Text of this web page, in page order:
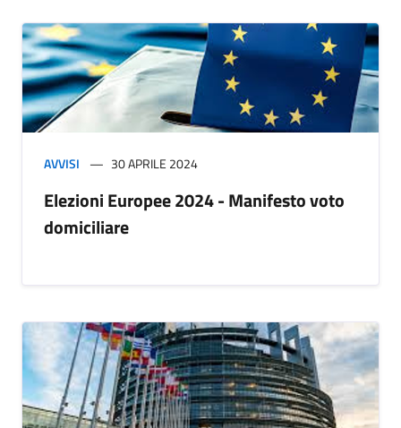
AVVISI 30 APRILE 2024
Elezioni Europee 2024 - Manifesto voto
domiciliare